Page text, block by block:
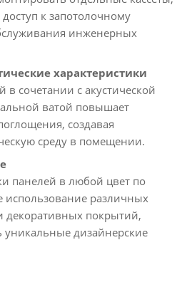
к запотолочному
инженерных
характеристики
сочетании с акустической
ватой повышает
создавая
среду в помещении.​
панелей в любой цвет по
использование различных
декоративных покрытий,
уникальные дизайнерские